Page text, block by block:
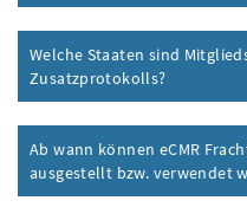
Welche Staaten sind
Zusatzprotokolls?
Ab wann können eCMR
ausgestellt bzw. verwendet